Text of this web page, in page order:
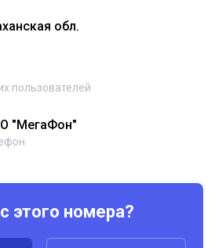
обл.
пользователей
"МегаФон"
этого номера?